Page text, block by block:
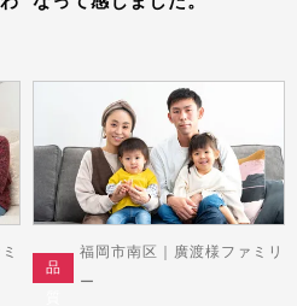
品
福岡市南区｜廣渡様ファミリ
ー